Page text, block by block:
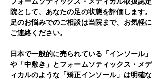
院として、あなたの足の状態を評価します。
足のお悩みでのご相談は当院まで、お気軽に
ご連絡ください。
日本で一般的に売られている「インソール」
や「中敷き」とフォームソティックス・メデ
ィカルのような「矯正インソール」は明確な